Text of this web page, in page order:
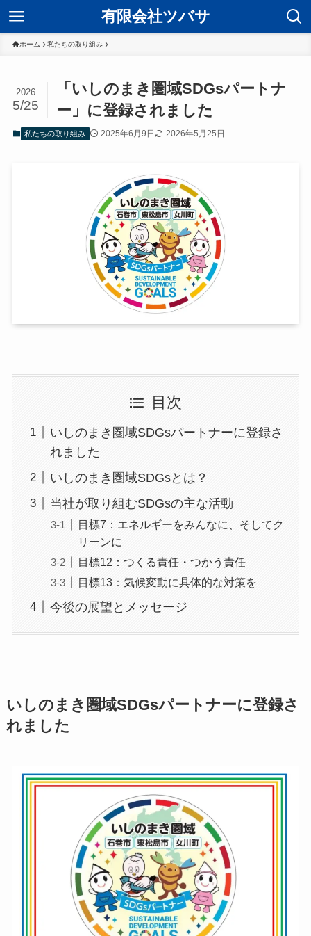
有限会社ツバサ
ホーム 私たちの取り組み
「いしのまき圏域SDGsパートナ
ー」に登録されました
2026
5/25
私たちの取り組み 2025年6月9日 2026年5月25日
目次
いしのまき圏域SDGsパートナーに登録さ
れました
いしのまき圏域SDGsとは？
当社が取り組むSDGsの主な活動
目標7：エネルギーをみんなに、そしてク
リーンに
目標12：つくる責任・つかう責任
目標13：気候変動に具体的な対策を
今後の展望とメッセージ
いしのまき圏域SDGsパートナーに登録さ
れました